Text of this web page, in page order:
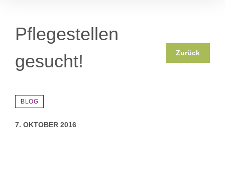
Pflegestellen
gesucht!
Zurück
BLOG
7. OKTOBER 2016